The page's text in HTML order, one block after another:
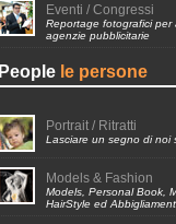
Eventi / Congressi
Reportage fotografici per
agenzie pubblicitarie
People le persone
Portrait / Ritratti
Lasciare un segno di noi
Models & Fashion
Models, Personal Book,
HairStyle ed